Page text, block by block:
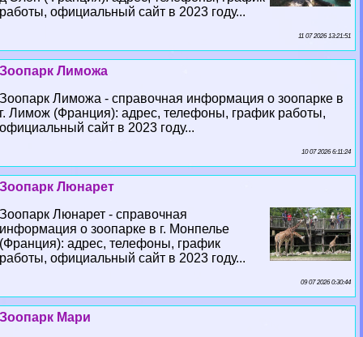
работы, официальный сайт в 2023 году...
11 07 2026 13:21:51
Зоопарк Лиможа
Зоопарк Лиможа - справочная информация о зоопарке в
г. Лимож (Франция): адрес, телефоны, график работы,
официальный сайт в 2023 году...
10 07 2026 6:11:24
Зоопарк Люнарет
Зоопарк Люнарет - справочная
информация о зоопарке в г. Монпелье
(Франция): адрес, телефоны, график
работы, официальный сайт в 2023 году...
09 07 2026 0:30:44
Зоопарк Мари